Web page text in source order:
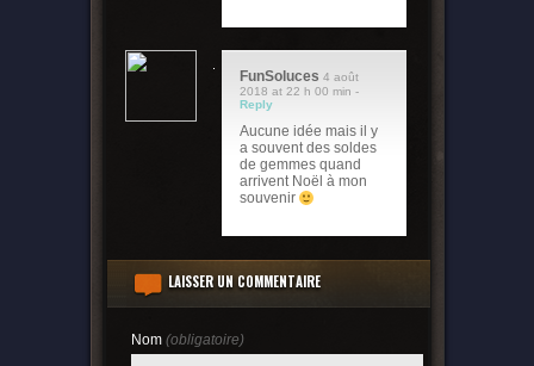
FunSoluces 4 août
2018 at 22 h 00 min -
Reply
Aucune idée mais il y
a souvent des soldes
de gemmes quand
arrivent Noël à mon
souvenir
LAISSER UN COMMENTAIRE
Nom (obligatoire)